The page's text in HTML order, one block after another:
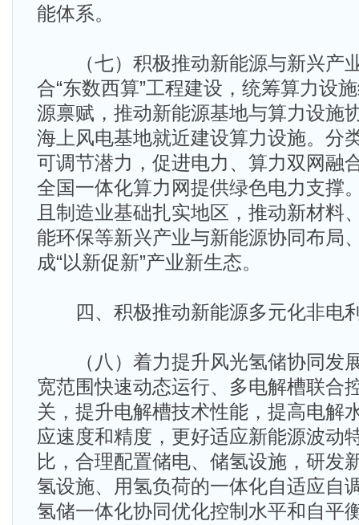
能体系。
（七）积极推动新能源与新兴产
合“东数西算”工程建设，统筹算力设
源禀赋，推动新能源基地与算力设施
海上风电基地就近建设算力设施。分
可调节潜力，促进电力、算力双网融
全国一体化算力网提供绿色电力支撑
且制造业基础扎实地区，推动新材料
能环保等新兴产业与新能源协同布局
成“以新促新”产业新生态。
四、积极推动新能源多元化非电
（八）着力提升风光氢储协同发
宽范围快速动态运行、多电解槽联合
关，提升电解槽技术性能，提高电解
应速度和精度，更好适应新能源波动
比，合理配置储电、储氢设施，研发
氢设施、用氢负荷的一体化自适应自
氢储一体化协同优化控制水平和自平